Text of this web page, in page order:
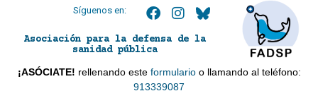
Síguenos en:
Asociación para la defensa de la
sanidad pública
¡ASÓCIATE! rellenando este formularioo llamando al teléfono:
913339087